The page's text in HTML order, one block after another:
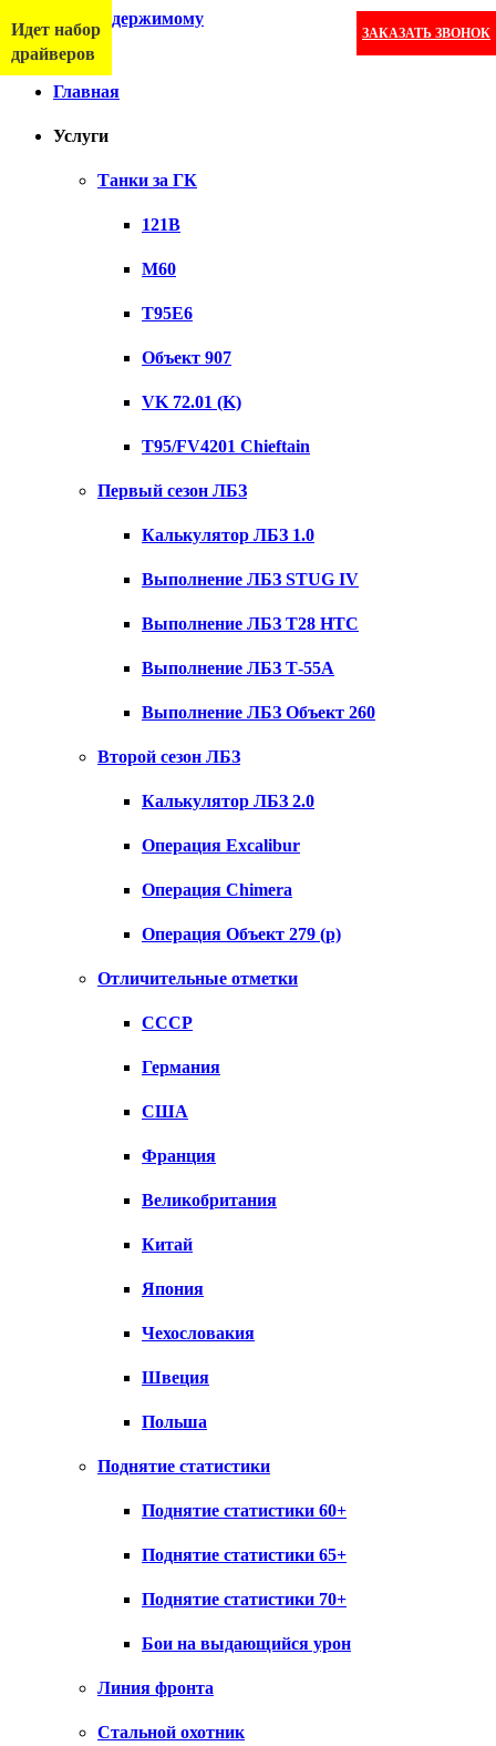
Перейти к содержимому
ЗАКАЗАТЬ ЗВОНОК
Меню
Главная
Услуги
Танки за ГК
121B
M60
T95E6
Объект 907
VK 72.01 (K)
T95/FV4201 Chieftain
Первый сезон ЛБЗ
Калькулятор ЛБЗ 1.0
Выполнение ЛБЗ STUG IV
Выполнение ЛБЗ T28 HTC
Выполнение ЛБЗ Т-55А
Выполнение ЛБЗ Объект 260
Второй сезон ЛБЗ
Калькулятор ЛБЗ 2.0
Операция Excalibur
Операция Chimera
Операция Объект 279 (р)
Отличительные отметки
СССР
Германия
США
Франция
Великобритания
Китай
Япония
Чехословакия
Швеция
Польша
Поднятие статистики
Поднятие статистики 60+
Поднятие статистики 65+
Поднятие статистики 70+
Бои на выдающийся урон
Линия фронта
Стальной охотник
Идет набор
драйверов